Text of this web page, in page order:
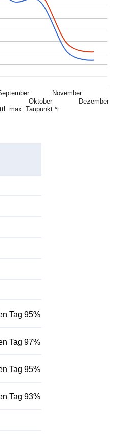
max. Taupunkt ℉
Oktober
November
Dezember
Tag 95%
Tag 97%
Tag 95%
Tag 93%